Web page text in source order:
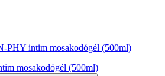
mosakodógél (500ml)